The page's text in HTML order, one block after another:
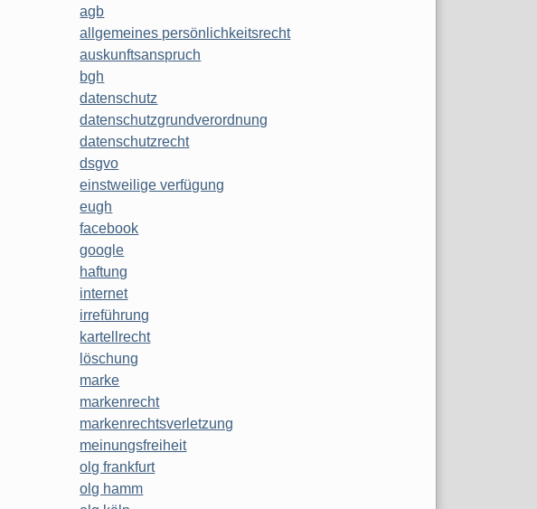
agb
allgemeines persönlichkeitsrecht
auskunftsanspruch
bgh
datenschutz
datenschutzgrundverordnung
datenschutzrecht
dsgvo
einstweilige verfügung
eugh
facebook
google
haftung
internet
irreführung
kartellrecht
löschung
marke
markenrecht
markenrechtsverletzung
meinungsfreiheit
olg frankfurt
olg hamm